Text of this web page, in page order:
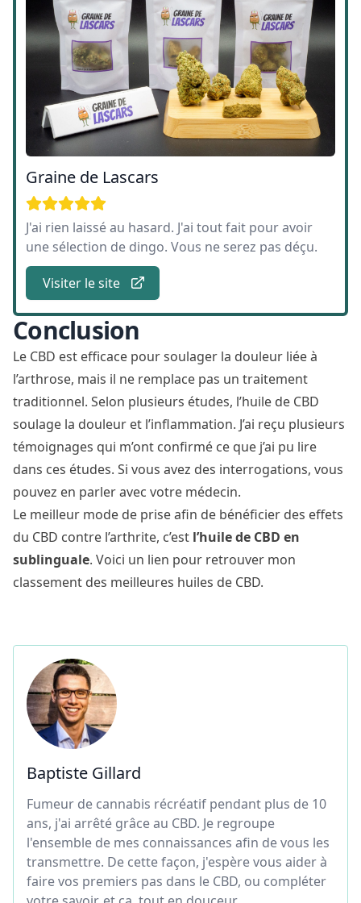
Graine de Lascars
J'ai rien laissé au hasard. J'ai tout fait pour avoir
une sélection de dingo. Vous ne serez pas déçu.
Visiter le site
Conclusion
Le CBD est efficace pour soulager la douleur liée à
l’arthrose, mais il ne remplace pas un traitement
traditionnel. Selon plusieurs études, l’huile de CBD
soulage la douleur et l’inflammation. J’ai reçu plusieurs
témoignages qui m’ont confirmé ce que j’ai pu lire
dans ces études. Si vous avez des interrogations, vous
pouvez en parler avec votre médecin.
Le meilleur mode de prise afin de bénéficier des effets
du CBD contre l’arthrite, c’est l’huile de CBD en
sublinguale. Voici un lien pour retrouver mon
classement des meilleures huiles de CBD.
Baptiste Gillard
Fumeur de cannabis récréatif pendant plus de 10
ans, j'ai arrêté grâce au CBD. Je regroupe
l'ensemble de mes connaissances afin de vous les
transmettre. De cette façon, j'espère vous aider à
faire vos premiers pas dans le CBD, ou compléter